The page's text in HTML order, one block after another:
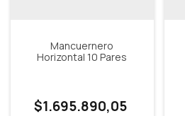
Mancuernero
Horizontal 10 Pares
$1.695.890,05